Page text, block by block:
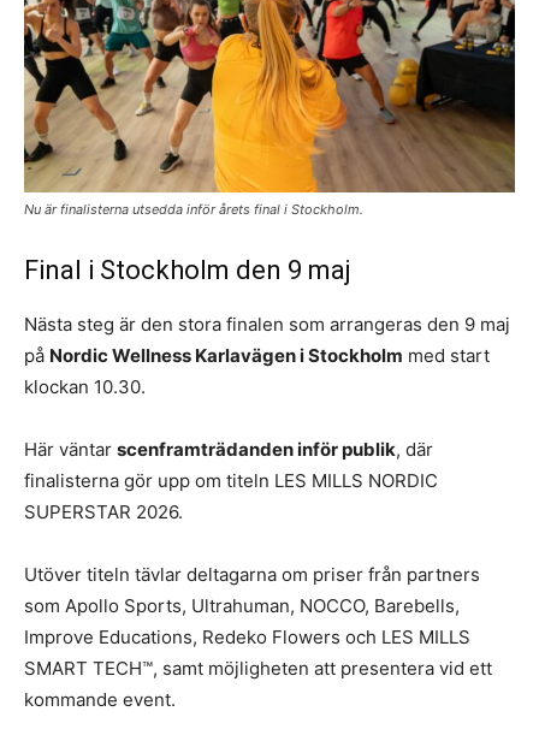
Nu är finalisterna utsedda inför årets final i Stockholm.
Final i Stockholm den 9 maj
Nästa steg är den stora finalen som arrangeras den 9 maj
på Nordic Wellness Karlavägen i Stockholm med start
klockan 10.30.
Här väntar scenframträdanden inför publik, där
finalisterna gör upp om titeln LES MILLS NORDIC
SUPERSTAR 2026.
Utöver titeln tävlar deltagarna om priser från partners
som Apollo Sports, Ultrahuman, NOCCO, Barebells,
Improve Educations, Redeko Flowers och LES MILLS
SMART TECH™, samt möjligheten att presentera vid ett
kommande event.